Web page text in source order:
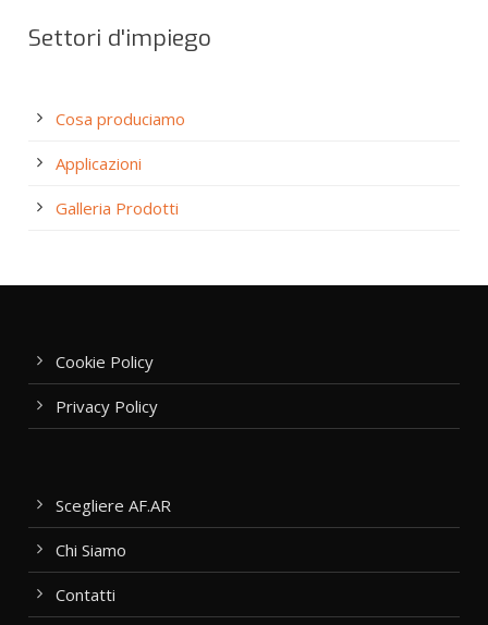
Settori d'impiego
Cosa produciamo
Applicazioni
Galleria Prodotti
Cookie Policy
Privacy Policy
Scegliere AF.AR
Chi Siamo
Contatti